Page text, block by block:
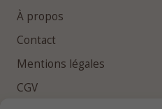
À propos
Contact
Mentions légales
CGV